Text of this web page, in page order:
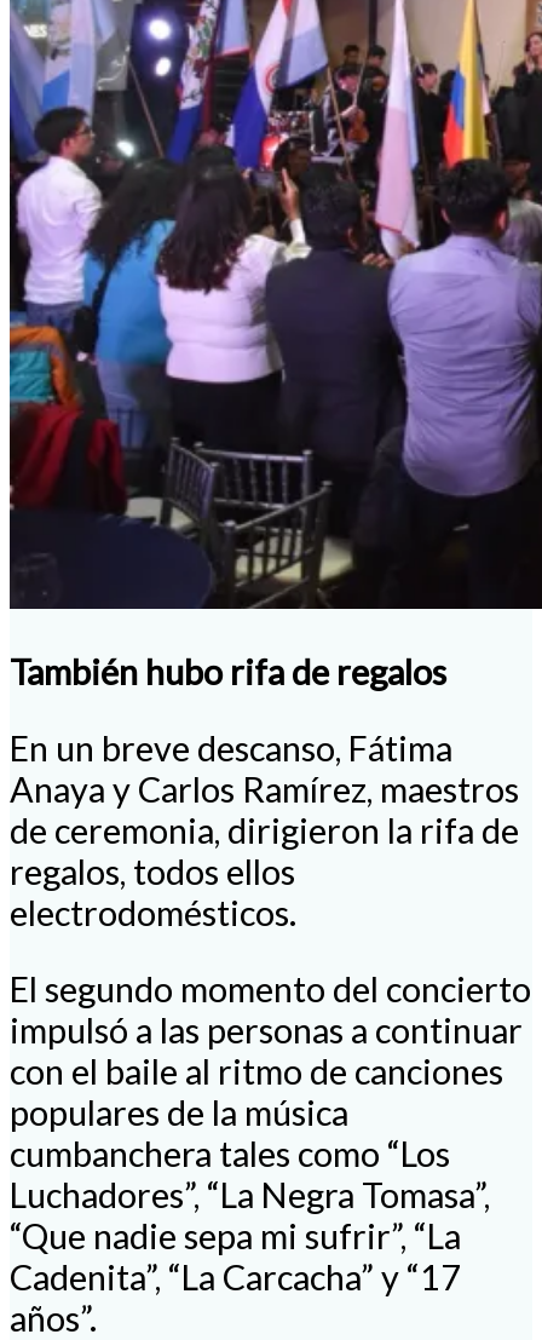
También hubo rifa de regalos
En un breve descanso, Fátima
Anaya y Carlos Ramírez, maestros
de ceremonia, dirigieron la rifa de
regalos, todos ellos
electrodomésticos.
El segundo momento del concierto
impulsó a las personas a continuar
con el baile al ritmo de canciones
populares de la música
cumbanchera tales como “Los
Luchadores”, “La Negra Tomasa”,
“Que nadie sepa mi sufrir”, “La
Cadenita”, “La Carcacha” y “17
años”.